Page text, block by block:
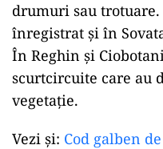
drumuri sau
înregistrat și în
În Reghin și
scurtcircuite care au
vegetație.
Vezi și: Cod galben